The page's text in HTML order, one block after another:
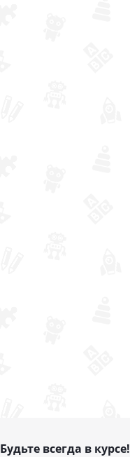
Будьте всегда в курсе!